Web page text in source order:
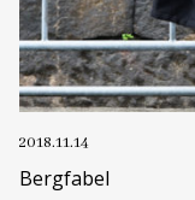
2018.11.14
Bergfabel